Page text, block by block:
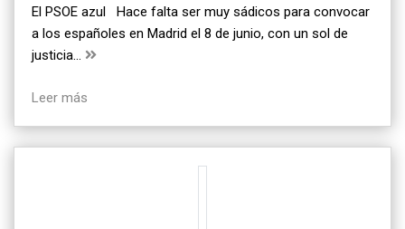
El PSOE azul Hace falta ser muy sádicos para convocar
a los españoles en Madrid el 8 de junio, con un sol de
justicia…
Leer más